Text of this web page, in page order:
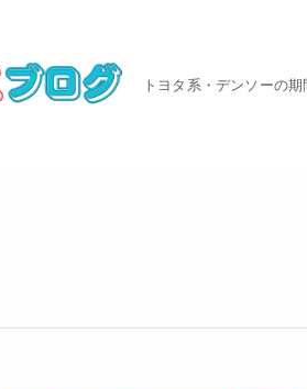
トヨタ系・デンソーの